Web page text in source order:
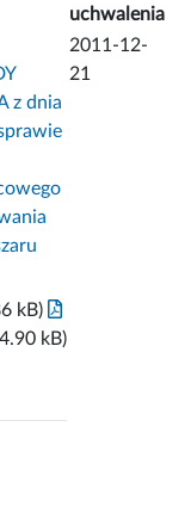
uchwalenia
z dnia
2011-12-
21
kB)
kB)